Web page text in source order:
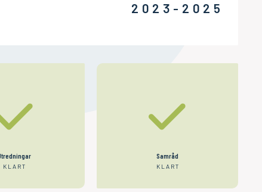
2023-2025
KLART
Samråd
KLART